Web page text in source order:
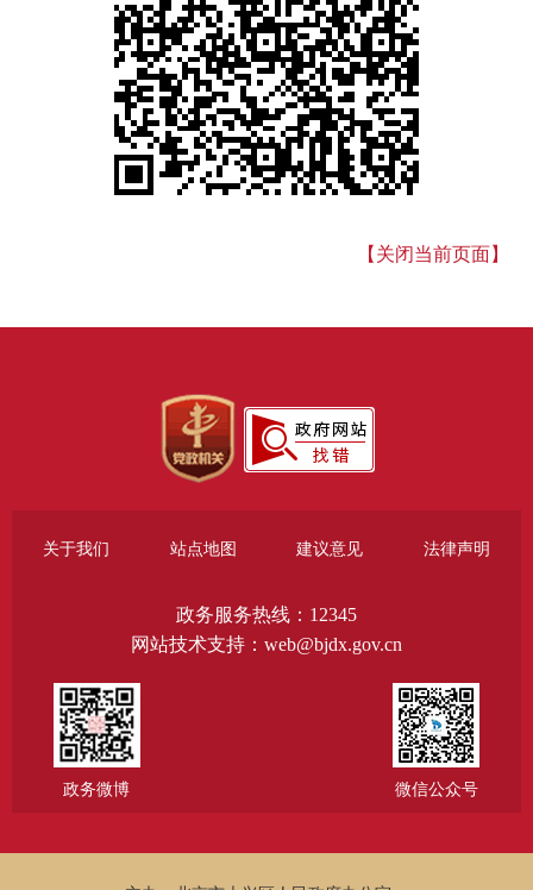
【关闭当前页面】
关于我们 站点地图 建议意见 法律声明
政务服务热线：12345
网站技术支持：web@bjdx.gov.cn
政务微博 微信公众号